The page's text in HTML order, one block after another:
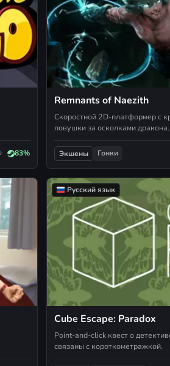
83%
Remnants of Naezith
Скоростной 2D-платформер с
ловушки за осколками дракона.
Экшены Гонки
Русский язык
Cube Escape: Paradox
Point-and-click квест о
связаны с короткометражкой.